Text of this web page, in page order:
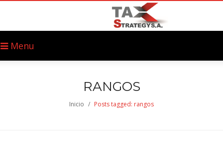
Menu
RANGOS
Inicio / Posts tagged: rangos